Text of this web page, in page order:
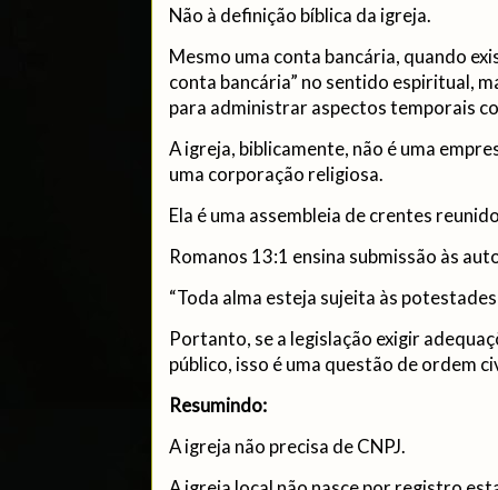
Não à definição bíblica da igreja.
Mesmo uma conta bancária, quando
conta bancária” no sentido espiritual,
para administrar aspectos temporais
A igreja, biblicamente, não é uma
uma corporação religiosa.
Ela é uma assembleia de crentes
Romanos 13:1 ensina submissão às
“Toda alma esteja sujeita às
Portanto, se a legislação exigir
público, isso é uma questão de ordem
Resumindo:
A igreja não precisa de CNPJ.